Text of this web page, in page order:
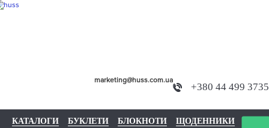
+380 44 499 3735
marketing@huss.com.ua
КАТАЛОГИ БУКЛЕТИ БЛОКНОТИ
ЩОДЕННИКИ